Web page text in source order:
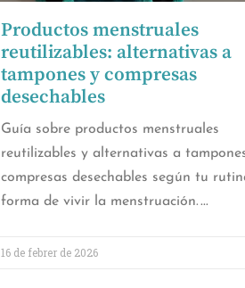
Productos menstruales
reutilizables: alternativas a
tampones y compresas
desechables
Guía sobre productos menstruales
reutilizables y alternativas a
compresas desechables según tu
forma de vivir la menstruación.
16 de febrer de 2026